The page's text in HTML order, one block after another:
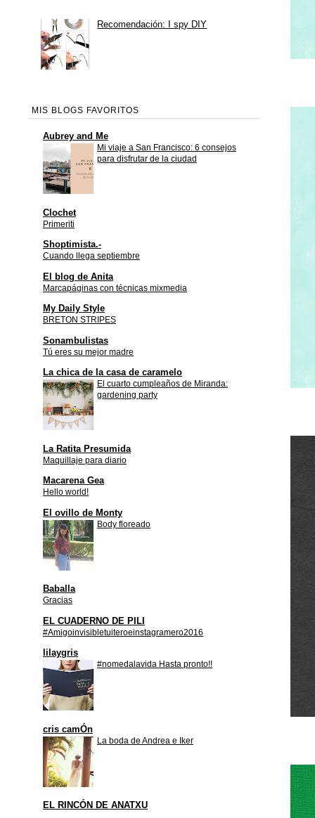
Recomendación: I spy DIY
MIS BLOGS FAVORITOS
Aubrey and Me
Mi viaje a San Francisco: 6 consejos
para disfrutar de la ciudad
Clochet
Primeriti
Shoptimista.-
Cuando llega septiembre
El blog de Anita
Marcapáginas con técnicas mixmedia
My Daily Style
BRETON STRIPES
Sonambulistas
Tú eres su mejor madre
La chica de la casa de caramelo
El cuarto cumpleaños de Miranda:
gardening party
La Ratita Presumida
Maquillaje para diario
Macarena Gea
Hello world!
El ovillo de Monty
Body floreado
Baballa
Gracias
EL CUADERNO DE PILI
#Amigoinvisibletuiteroeinstagramero2016
lilaygris
#nomedalavida Hasta pronto!!
cris camÓn
La boda de Andrea e Iker
EL RINCÓN DE ANATXU